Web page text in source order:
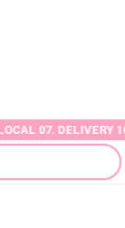
DELIVERY